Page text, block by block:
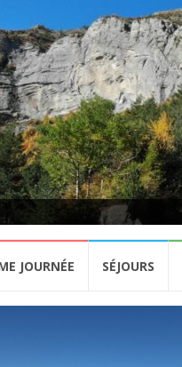
JOURNÉE SÉJOURS